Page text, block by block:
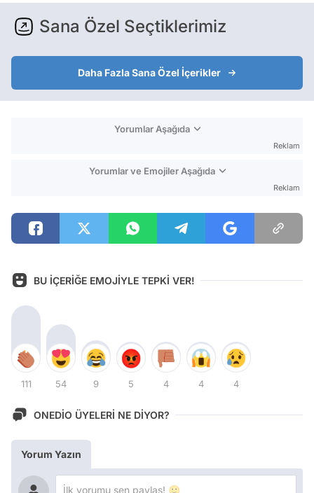
Sana Özel Seçtiklerimiz
Daha Fazla Sana Özel İçerikler
Yorumlar Aşağıda
Reklam
Yorumlar ve Emojiler Aşağıda
Reklam
BU İÇERİĞE EMOJİYLE TEPKİ VER!
111 54 9 5 4 4 4
ONEDİO ÜYELERİ NE DİYOR?
Yorum Yazın